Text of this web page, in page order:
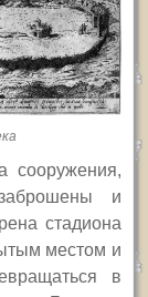
сооружения,
и
стадиона
местом и
в